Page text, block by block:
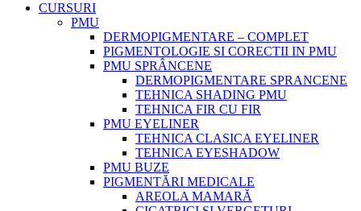
CURSURI
PMU
DERMOPIGMENTARE – COMPLET
PIGMENTOLOGIE SI CORECTII IN PMU
PMU SPRÂNCENE
DERMOPIGMENTARE SPRANCENE
TEHNICA SHADING PMU
TEHNICA FIR CU FIR
PMU EYELINER
TEHNICA CLASICA EYELINER
TEHNICA EYESHADOW
PMU BUZE
PIGMENTĂRI MEDICALE
AREOLA MAMARĂ